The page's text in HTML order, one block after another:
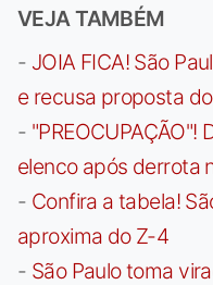
VEJA TAMBÉM
- JOIA FICA! São
e recusa proposta
- "PREOCUPAÇÃO"!
elenco após derrota
- Confira a tabela!
aproxima do Z-4
- São Paulo toma